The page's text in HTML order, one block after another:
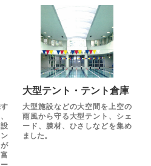
大型テント・テント倉庫
大型施設などの大空間を上空の
雨風から守る大型テント、シェ
ード、膜材、ひさしなどを集め
ました。